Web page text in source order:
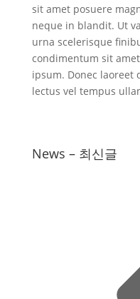
sit amet posuere
neque in blandit. Ut
urna scelerisque
condimentum sit
ipsum. Donec laoreet
lectus vel tempus
News – 최신글